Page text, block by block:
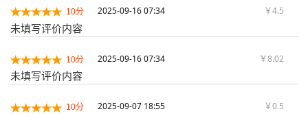
10分 2025-09-16 07:34 ￥4.5
未填写评价内容
10分 2025-09-16 07:34 ￥8.02
未填写评价内容
10分 2025-09-07 18:55 ￥0.5